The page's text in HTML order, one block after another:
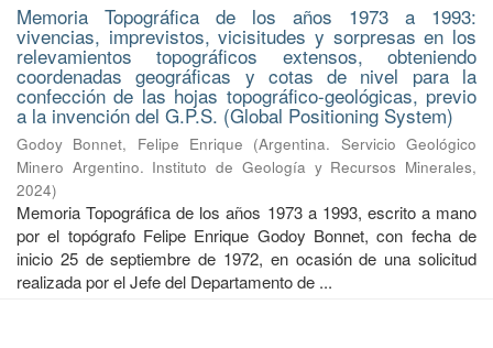
Memoria Topográfica de los años 1973 a 1993:
vivencias, imprevistos, vicisitudes y sorpresas en los
relevamientos topográficos extensos, obteniendo
coordenadas geográficas y cotas de nivel para la
confección de las hojas topográfico-geológicas, previo
a la invención del G.P.S. (Global Positioning System)
Godoy Bonnet, Felipe Enrique (Argentina. Servicio Geológico
Minero Argentino. Instituto de Geología y Recursos Minerales,
2024)
Memoria Topográfica de los años 1973 a 1993, escrito a mano
por el topógrafo Felipe Enrique Godoy Bonnet, con fecha de
inicio 25 de septiembre de 1972, en ocasión de una solicitud
realizada por el Jefe del Departamento de ...